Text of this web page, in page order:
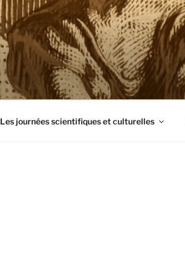
Les journées scientifiques et culturelles